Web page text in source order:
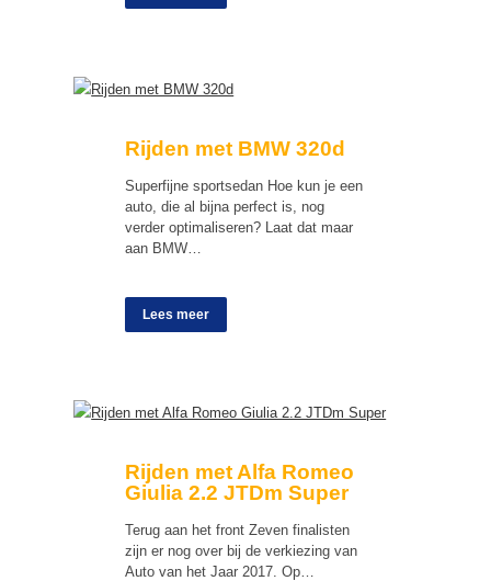
Rijden met BMW 320d
Superfijne sportsedan Hoe kun je een
auto, die al bijna perfect is, nog
verder optimaliseren? Laat dat maar
aan BMW…
Lees meer
Rijden met Alfa Romeo
Giulia 2.2 JTDm Super
Terug aan het front Zeven finalisten
zijn er nog over bij de verkiezing van
Auto van het Jaar 2017. Op…